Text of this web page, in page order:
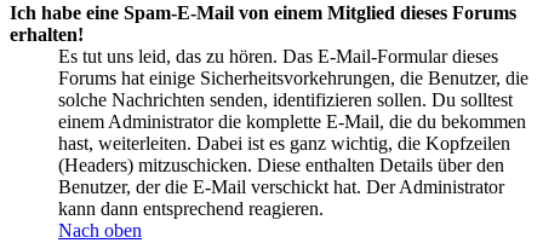
Ich habe eine Spam-E-Mail von einem Mitglied dieses Forums
erhalten!
Es tut uns leid, das zu hören. Das E-Mail-Formular dieses
Forums hat einige Sicherheitsvorkehrungen, die Benutzer, die
solche Nachrichten senden, identifizieren sollen. Du solltest
einem Administrator die komplette E-Mail, die du bekommen
hast, weiterleiten. Dabei ist es ganz wichtig, die Kopfzeilen
(Headers) mitzuschicken. Diese enthalten Details über den
Benutzer, der die E-Mail verschickt hat. Der Administrator
kann dann entsprechend reagieren.
Nach oben